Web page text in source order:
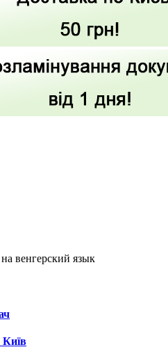
венгерский язык
Київ